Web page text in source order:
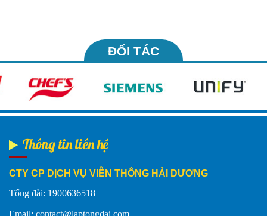
ĐỐI TÁC
Thông tin liên hệ
CTY CP DỊCH VỤ VIỄN THÔNG HẢI DƯƠNG
Tổng đài: 1900636518
Email: contact@laptongdai.com